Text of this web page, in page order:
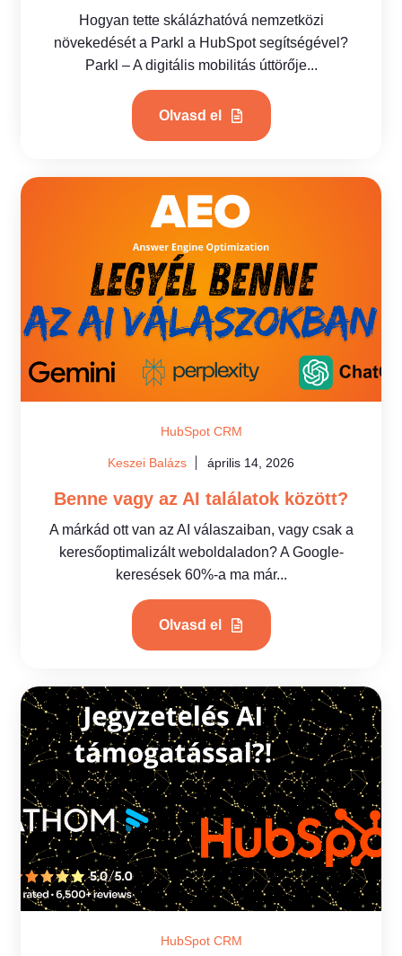
Hogyan tette skálázhatóvá nemzetközi
növekedését a Parkl a HubSpot segítségével?
Parkl – A digitális mobilitás úttörője...
Olvasd el
HubSpot CRM
Keszei Balázs április 14, 2026
Benne vagy az AI találatok között?
A márkád ott van az AI válaszaiban, vagy csak a
keresőoptimalizált weboldaladon? A Google-
keresések 60%-a ma már...
Olvasd el
HubSpot CRM